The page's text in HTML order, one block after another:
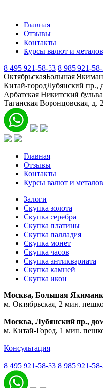
Главная
Отзывы
Контакты
Курсы валют и металов
8 495 921-58-33 8 985 921-
ОктябрьскаяБольшая
Китай-городЛубянский пр.,
Арбатская Никитский
Таганская Воронцовская, д.
Главная
Отзывы
Контакты
Курсы валют и металов
Залоги
Скупка золота
Скупка серебра
Скупка платины
Скупка палладия
Скупка монет
Скупка часов
Скупка антиквариата
Скупка камней
Скупка икон
Москва, Большая
м. Октябрьская, 2 мин.
Москва, Лубянский пр.,
м. Китай-Город, 1 мин.
Консультация
8 495 921-58-33 8 985 921-